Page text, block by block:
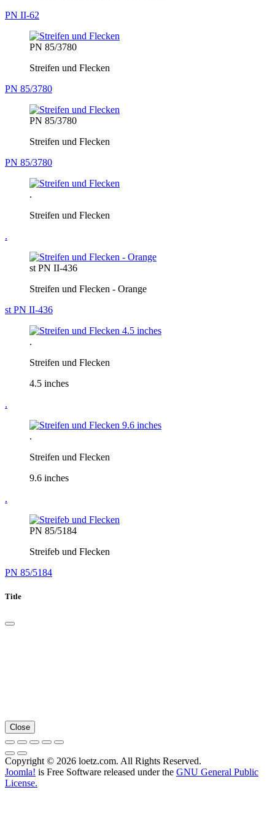
PN II-62
PN 85/3780
Streifen und Flecken
PN 85/3780
PN 85/3780
Streifen und Flecken
PN 85/3780
.
Streifen und Flecken
.
st PN II-436
Streifen und Flecken - Orange
st PN II-436
.
Streifen und Flecken
4.5 inches
.
.
Streifen und Flecken
9.6 inches
.
PN 85/5184
Streifeb und Flecken
PN 85/5184
Title
Close
Copyright © 2026 loetz.com. All Rights Reserved.
Joomla! is Free Software released under the GNU General Public
License.